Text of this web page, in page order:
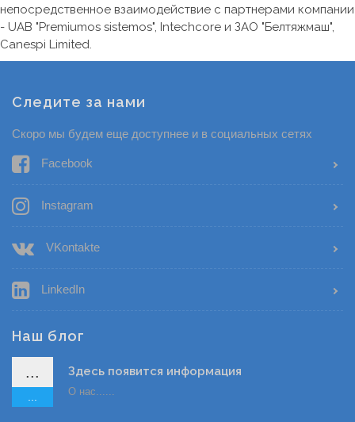
непосредственное взаимодействие с партнерами компании
- UAB "Premiumos sistemos", Intechcore и ЗАО "Белтяжмаш",
Canespi Limited.
Следите за нами
Скоро мы будем еще доступнее и в социальных сетях
Facebook
Instagram
VKontakte
LinkedIn
Наш блог
... Здесь появится информация
О нас......